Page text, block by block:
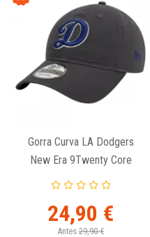
Gorra Curva LA Dodgers
New Era 9Twenty Core
Classic Gris
24,90 €
Antes 29,90 €